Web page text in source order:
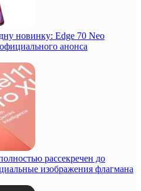
новинку: Edge 70 Neo
анонса
рассекречен до
изображения флагмана